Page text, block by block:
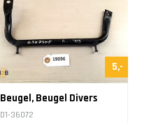
5,-
Beugel, Beugel Divers
D1-36072